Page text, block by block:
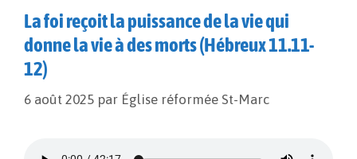
La foi reçoit la puissance de la vie qui
donne la vie à des morts (Hébreux 11.11-
12)
6 août 2025 par Église réformée St-Marc